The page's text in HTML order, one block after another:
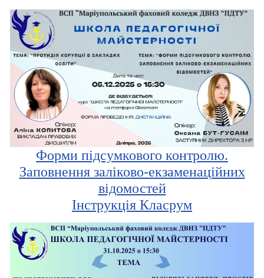
Форми підсумкового контролю.
Заповнення заліково-екзаменаційних
відомостей
Інструкція Класрум